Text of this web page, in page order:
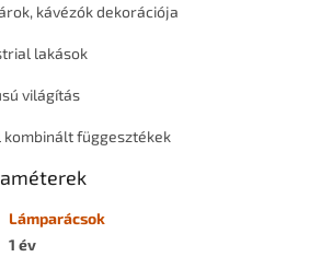
kávézók dekorációja
lakások
világítás
kombinált függesztékek
Lámparácsok
1 év